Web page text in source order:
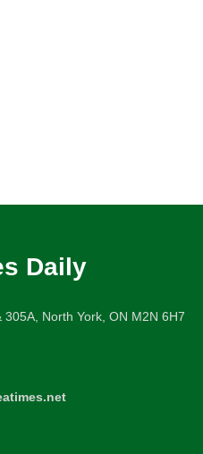
Daily
North York, ON M2N 6H7